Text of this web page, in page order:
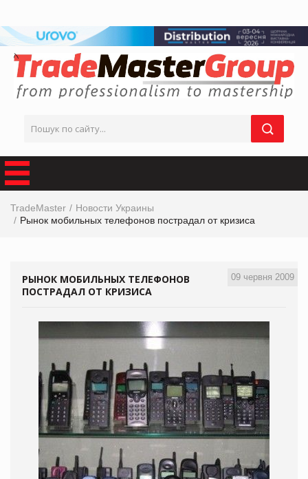
TradeMaster
Новости Украины
Рынок мобильных телефонов пострадал от кризиса
09 червня 2009
РЫНОК МОБИЛЬНЫХ ТЕЛЕФОНОВ
ПОСТРАДАЛ ОТ КРИЗИСА